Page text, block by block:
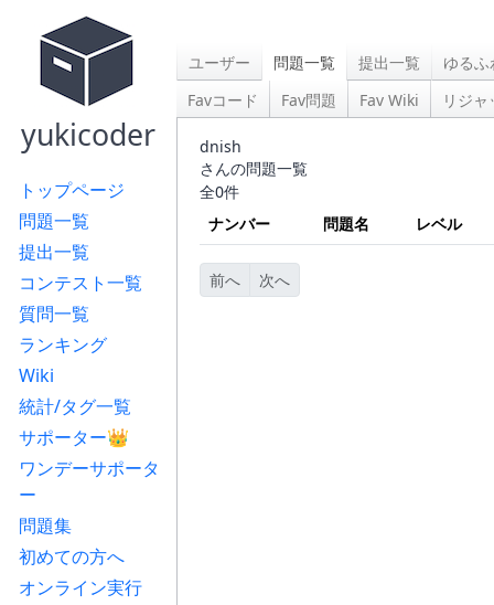
yukicoder
トップページ
問題一覧
提出一覧
コンテスト一覧
質問一覧
ランキング
Wiki
統計/タグ一覧
サポーター👑
ワンデーサポータ
ー
問題集
初めての方へ
オンライン実行
ユーザー 問題一覧 提出一覧
ゆる
Favコード
Fav問題 Fav Wiki リジ
dnish
さんの問題一覧
全0件
ナンバー
問題名 レベル
前へ 次へ